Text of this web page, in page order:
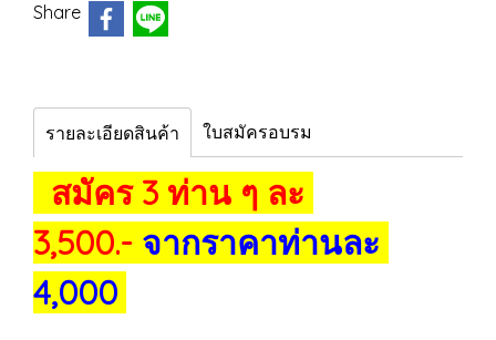
Share
รายละเอียดสินค้า ใบสมัครอบรม
สมัคร 3 ท่าน ๆ ละ
3,500.- จากราคาท่านละ
4,000